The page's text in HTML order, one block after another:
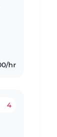
hr
4